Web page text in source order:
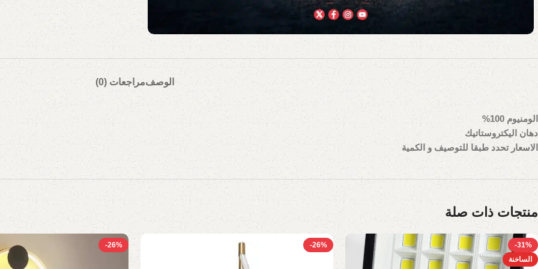
الوصفمراجعات (0)
الومنيوم 100%
دهان اليكتروستاتيك
الاسعار تحدد طبقا للتوصيف و الكمية
منتجات ذات صلة
-31%
الساخنة
-26%
-26%